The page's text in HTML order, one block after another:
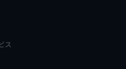
ス